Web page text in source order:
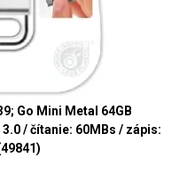
Go Mini Metal 64GB
/ čítanie: 60MBs / zápis: